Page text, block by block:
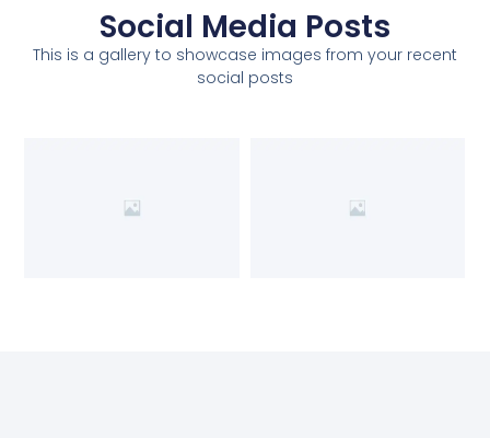
Social Media Posts
This is a gallery to showcase images from your recent
social posts